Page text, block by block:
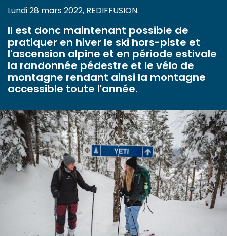
Lundi 28 mars 2022, REDIFFUSION.
Il est donc maintenant possible de
pratiquer en hiver le ski hors-piste et
l'ascension alpine et en période estivale
la randonnée pédestre et le vélo de
montagne rendant ainsi la montagne
accessible toute l'année.